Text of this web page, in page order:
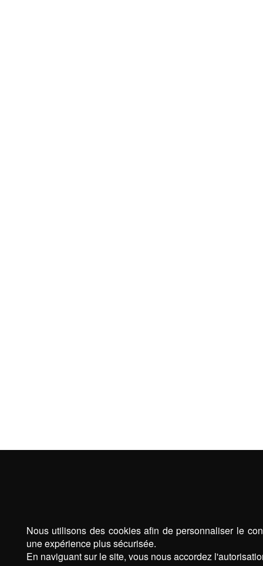
Nous utilisons des cookies afin de personnaliser le
une expérience plus sécurisée.
En naviguant sur le site, vous nous accordez